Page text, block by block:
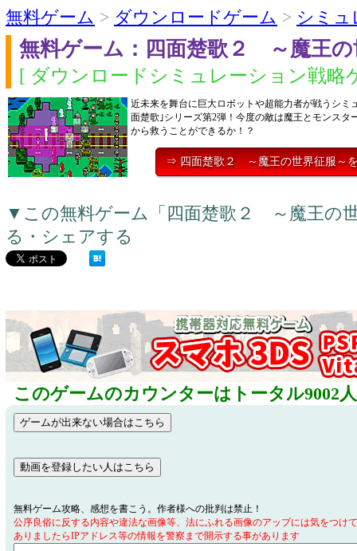
無料ゲーム > ダウンロードゲーム > シミュ
無料ゲーム：四面楚歌２ ～魔王の
[ ダウンロードシミュレーション戦略
近未来を舞台に巨大ロボットや超能力者が戦うシミ
面楚歌｣シリーズ第2弾！今度の敵は魔王とモンスタ
から救うことができるか！？
⇒ 四面楚歌２ ～魔王の世界征服～
▼この無料ゲーム「四面楚歌２ ～魔王の
る・シェアする
このゲームのカウンターはトータル9002
無料ゲーム攻略、感想を書こう。作者様への批判は禁止！
公序良俗に反する内容や違法な画像等、法にふれる画像のアップには気をつけ
ありましたらIPアドレス等の情報を警察まで開示する事があります